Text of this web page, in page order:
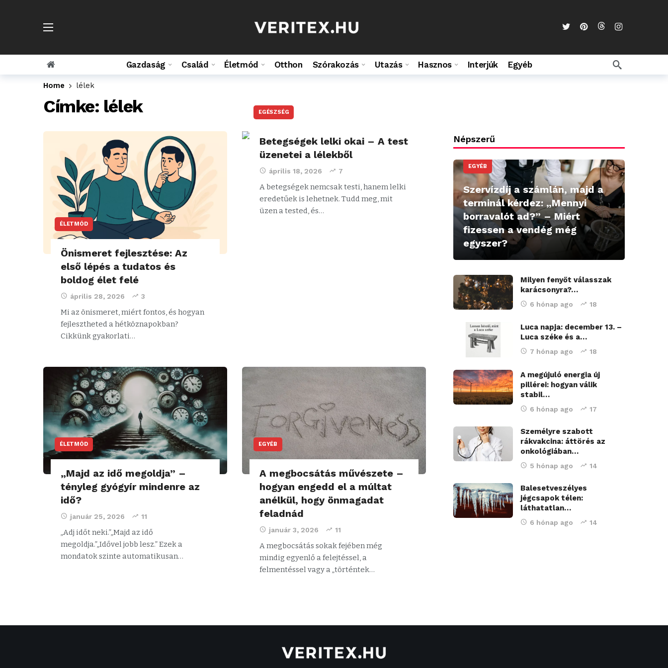
Gazdaság Család Életmód Otthon Szórakozás Utazás Hasznos Interjúk Egyéb
Home lélek
Címke: lélek
ÉLETMÓD
Önismeret fejlesztése: Az
első lépés a tudatos és
boldog élet felé
április 28, 2026 3
Mi az önismeret, miért fontos, és hogyan
fejlesztheted a hétköznapokban?
Cikkünk gyakorlati…
EGÉSZSÉG
Betegségek lelki okai – A test
üzenetei a lélekből
április 18, 2026 7
A betegségek nemcsak testi, hanem lelki
eredetűek is lehetnek. Tudd meg, mit
üzen a tested, és…
ÉLETMÓD
„Majd az idő megoldja” –
tényleg gyógyír mindenre az
idő?
január 25, 2026 11
„Adj időt neki.”„Majd az idő
megoldja.”„Idővel jobb lesz.” Ezek a
mondatok szinte automatikusan…
EGYÉB
A megbocsátás művészete –
hogyan engedd el a múltat
anélkül, hogy önmagadat
feladnád
január 3, 2026 11
A megbocsátás sokak fejében még
mindig egyenlő a felejtéssel, a
felmentéssel vagy a „történtek…
Népszerű
EGYÉB
Szervízdíj a számlán, majd a
terminál kérdez: „Mennyi
borravalót ad?” – Miért
fizessen a vendég még
egyszer?
Milyen fenyőt válasszak
karácsonyra?…
6 hónap ago 18
Luca napja: december 13. –
Luca széke és a…
7 hónap ago 18
A megújuló energia új
pillérei: hogyan válik
stabil…
6 hónap ago 17
Személyre szabott
rákvakcina: áttörés az
onkológiában…
5 hónap ago 14
Balesetveszélyes
jégcsapok télen:
láthatatlan…
6 hónap ago 14